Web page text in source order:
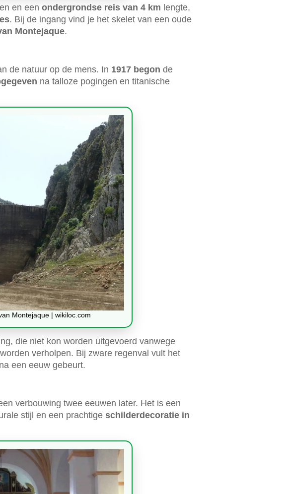
en een ondergrondse reis van 4 km lengte,
. Bij de ingang vind je het skelet van een oude
Montejaque.
de natuur op de mens. In 1917 begon de
na talloze pogingen en titanische
Montejaque | wikiloc.com
die niet kon worden uitgevoerd vanwege
verholpen. Bij zware regenval vult het
een eeuw gebeurt.
verbouwing twee eeuwen later. Het is een
stijl en een prachtige schilderdecoratie in